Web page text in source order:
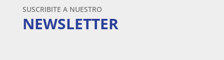
SUSCRIBITE A NUESTRO
NEWSLETTER